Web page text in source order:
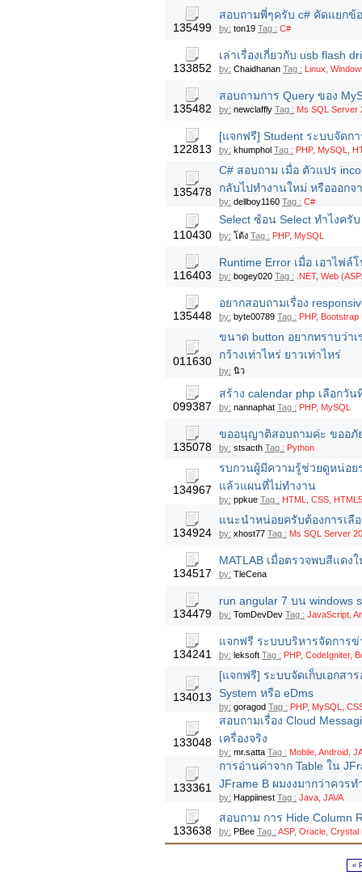
135499
สอบถามพี่ๆครับ c# คัดแยกข้
by: ton19 Tag : C#
133852
เล่าเรื่องเกี่ยวกับ usb flash
by: Chaidhanan Tag : Linux,
135482
สอบถามการ Query ของ
by: newclaffly Tag : Ms SQL Server
122813
[แจกฟรี] Student ระบบจัดก
by: khumphol Tag : PHP, MySQL,
135478
C# สอบถาม เมื่อ ตัวแปร
กลับไปทำงานใหม่ หรือออกจ
by: dellboy1160 Tag : C#
110430
Select ซ้อน Select ทำไงค
by: โต้ง Tag : PHP, MySQL
116403
Runtime Error เมื่อ เอาไฟล์
by: bogey020 Tag : .NET, Web
135448
อยากสอบถามเรื่อง
by: byte00789 Tag : PHP,
011630
ขนาด button อยากทราบว่า
กว้างเท่าไหร่ ยาวเท่าไหร่
by: นิว
099387
สร้าง calendar php เลือกวั
by: nannaphat Tag : PHP, MySQL
135078
ขออนุญาติสอบถามค่ะ ขออภั
by: stsacth Tag : Python
134967
รบกวนผู้มีความรู้ช่วยดูหน่อย
แล้วแผนที่ไม่ทำงาน
by: ppkue Tag : HTML, CSS,
134924
แนะนำหน่อยครับต้องการเลื
by: xhost77 Tag : Ms SQL Server
134517
MATLAB เมื่อตรวจพบสีแด
by: TleCena
134479
run angular 7 บน windows
by: TomDevDev Tag : JavaScript,
134241
แจกฟรี ระบบบริหารจัดการ
by: leksoft Tag : PHP, CodeIgniter,
134013
[แจกฟรี] ระบบจัดเก็บเอกสา
System หรือ eDms
by: goragod Tag : PHP, MySQL,
133048
สอบถามเรื่อง Cloud
เครื่องจริง
by: mr.satta Tag : Mobile, Android,
133361
การอ่านค่าจาก Table ใน
JFrame B ผมงงมากว่าควรท
by: Happiinest Tag : Java, JAVA
133638
สอบถาม การ Hide Column
by: PBee Tag : ASP, Oracle,
«